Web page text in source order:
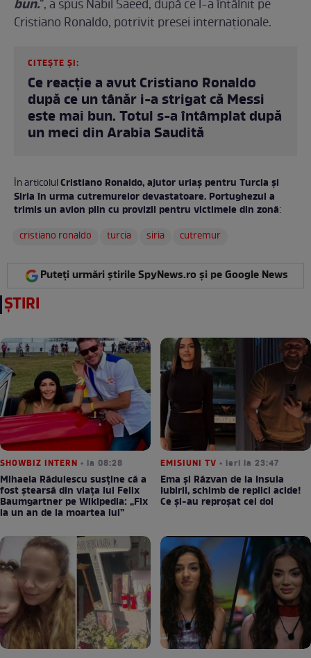
bun.”, a spus Nabil Saeed, după ce l-a întâlnit pe
Cristiano Ronaldo, potrivit presei internaționale.
CITEȘTE ȘI:
Ce reacție a avut Cristiano Ronaldo
după ce un tânăr i-a strigat că Messi
este mai bun. Totul s-a întâmplat după
un meci din Arabia Saudită
În articolulCristiano Ronaldo, ajutor uriaș pentru Turcia și
Siria în urma cutremurelor devastatoare. Portughezul a
trimis un avion plin cu provizii pentru victimele din zonă:
cristiano ronaldo
turcia siria cutremur
Puteți urmări știrile SpyNews.ro și pe Google News
ȘTIRI
SHOWBIZ INTERN • la 08:28
Mihaela Rădulescu susține că a
fost ștearsă din viața lui Felix
Baumgartner pe Wikipedia: „Fix
la un an de la moartea lui”
EMISIUNI TV • ieri la 23:47
Ema și Răzvan de la Insula
Iubirii, schimb de replici acide!
Ce și-au reproșat cei doi